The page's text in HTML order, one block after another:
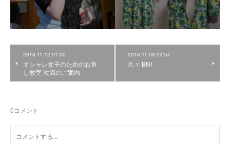
2016.11.12 01:00
オシャレ女子のためのお直
し教室 次回のご案内
2016.11.09 22:57
久々 BNI
0コメント